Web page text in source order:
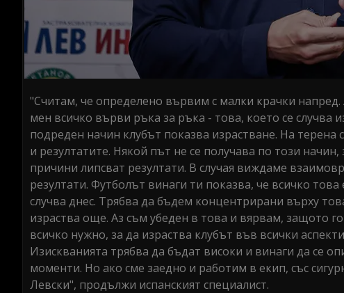
"Считам, че определено вървим с малки крачки
мен всичко върви ръка за ръка - това, което се случва
подреден начин клубът показва израстване. На терена
и резултатите. Някой път не се получава по този
причини липсват резултати. В случая виждаме
резултати. Футболът винаги ти показва, че всичко
случва днес. Трябва да бъдем концентрирани върху
израства още. Аз съм убеден в това и вярвам, защото
всичко нужно, за да израства клубът във всички
Изискванията трябва да бъдат високи и винаги да се
моменти. Но ако сме заедно и работим в екип, със
Левски", продължи испанският специалист.